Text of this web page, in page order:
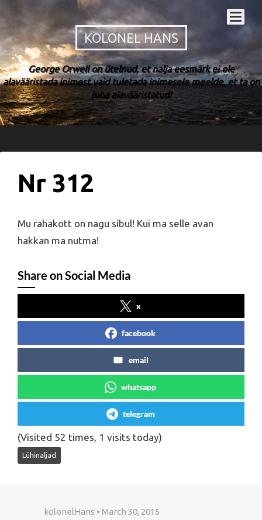
KOLONEL HANS
George Orwell on ütelnud, et nalja eesmärk ei ole
alavääristada inimest vaid tuletada inimesele meelde, et ta on
juba alavääristatud!
Nr 312
Mu rahakott on nagu sibul! Kui ma selle avan
hakkan ma nutma!
Share on Social Media
x
facebook
email
whatsapp
telegram
(Visited 52 times, 1 visits today)
Lühinaljad
kolonelHans • March 30, 2015